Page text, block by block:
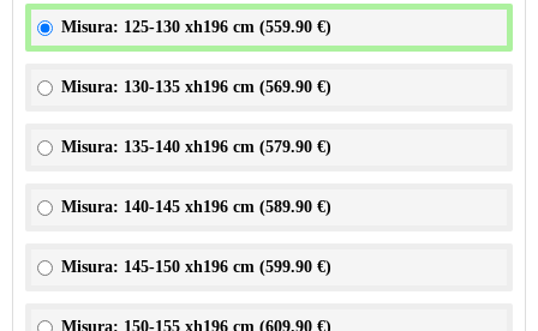
Misura: 125-130 xh196 cm (559.90 €)
Misura: 130-135 xh196 cm (569.90 €)
Misura: 135-140 xh196 cm (579.90 €)
Misura: 140-145 xh196 cm (589.90 €)
Misura: 145-150 xh196 cm (599.90 €)
Misura: 150-155 xh196 cm (609.90 €)